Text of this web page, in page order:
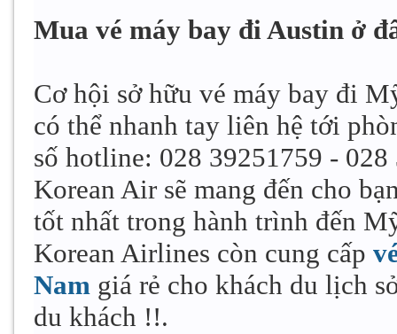
Mua vé máy bay đi Austin ở
Cơ hội sở hữu vé máy bay đi
có thể nhanh tay liên hệ tới
số hotline: 028 39251759 -
Korean Air sẽ mang đến cho
tốt nhất trong hành trình đến
Korean Airlines còn cung cấp
Nam giá rẻ cho khách du lịch
du khách !!.